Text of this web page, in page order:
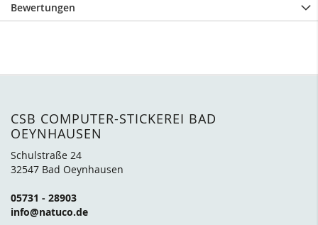
Bewertungen
CSB COMPUTER-STICKEREI BAD
OEYNHAUSEN
Schulstraße 24
32547 Bad Oeynhausen
05731 - 28903
info@natuco.de